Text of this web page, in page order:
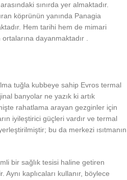
sınırda yer almaktadır.
köprünün yanında Panagia
Hem tarihi hem de mimari
dayanmaktadır .
tuğla kubbeye sahip Evros termal
banyolar ne yazık ki artık
rahatlama arayan gezginler için
iyileştirici güçleri vardır ve termal
bu da merkezi ısıtmanın
bir sağlık tesisi haline getiren
kaplıcaları kullanır, böylece